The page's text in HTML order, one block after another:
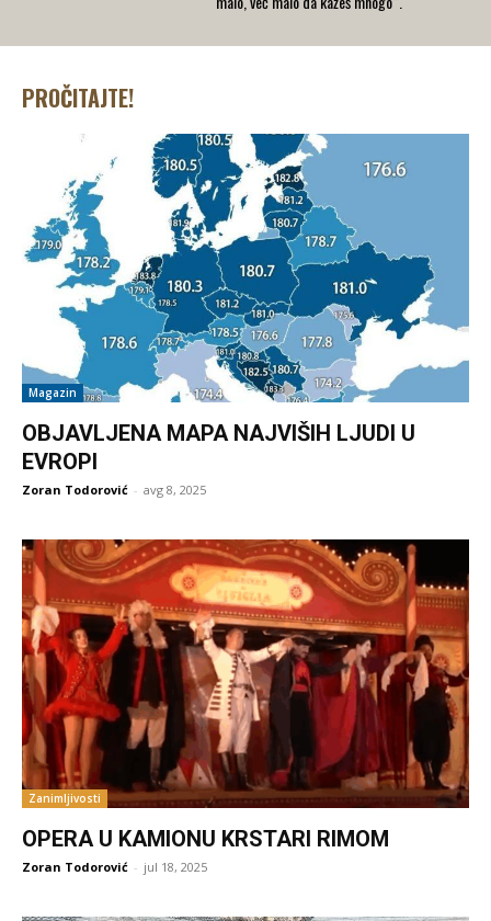
PROČITAJTE!
Magazin
OBJAVLJENA MAPA NAJVIŠIH LJUDI U
EVROPI
Zoran Todorović - avg 8, 2025
Zanimljivosti
OPERA U KAMIONU KRSTARI RIMOM
Zoran Todorović - jul 18, 2025